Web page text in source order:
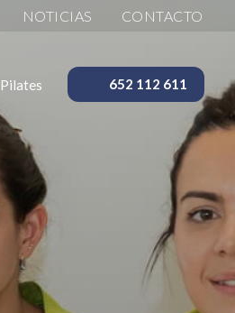
NOTICIAS CONTACTO
Pilates 652 112 611